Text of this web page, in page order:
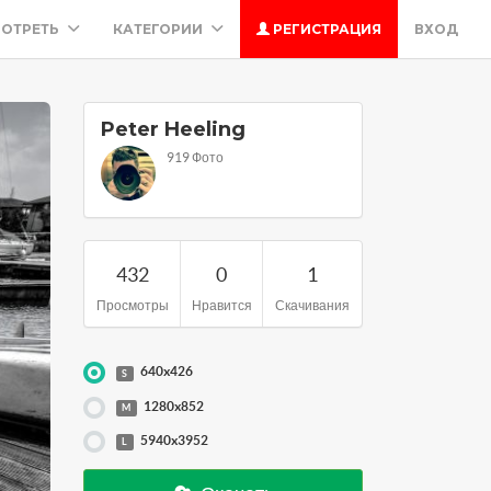
КАТЕГОРИИ РЕГИСТРАЦИЯ ВХОД
Peter Heeling
919 Фото
432
Просмотры
0
Нравится
1
Скачивания
S 640x426
M 1280x852
L 5940x3952